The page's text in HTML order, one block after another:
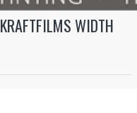
WIDTH